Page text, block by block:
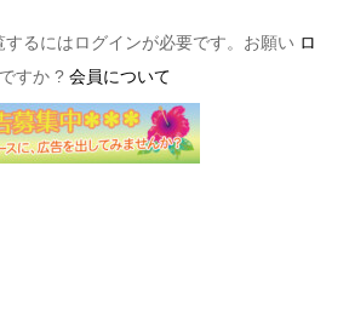
するにはログインが必要です。お願い ロ
すか ? 会員について